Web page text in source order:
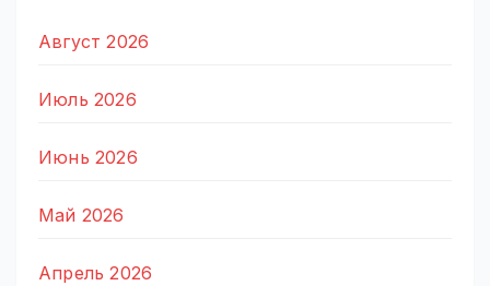
Август 2026
Июль 2026
Июнь 2026
Май 2026
Апрель 2026